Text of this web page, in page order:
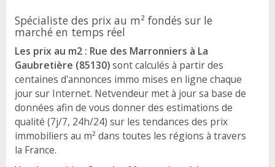
Spécialiste des prix au m² fondés sur le
marché en temps réel
Les prix au m2 : Rue des Marronniers à La
Gaubretière (85130)sont calculés à partir des
centaines d'annonces immo mises en ligne chaque
jour sur Internet. Netvendeur met à jour sa base de
données afin de vous donner des estimations de
qualité (7j/7, 24h/24) sur les tendances des prix
immobiliers au m² dans toutes les régions à travers
la France.